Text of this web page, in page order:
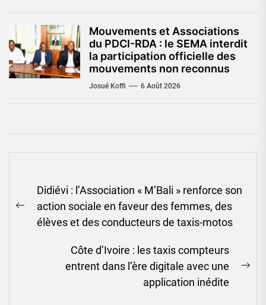
Mouvements et Associations
du PDCI-RDA : le SEMA interdit
la participation officielle des
mouvements non reconnus
Josué Koffi 6 Août 2026
de
l’article
Previous
post:
Didiévi : l’Association « M’Bali » renforce son
action sociale en faveur des femmes, des
élèves et des conducteurs de taxis-motos
Côte d’Ivoire : les taxis compteurs
entrent dans l’ère digitale avec une
application inédite